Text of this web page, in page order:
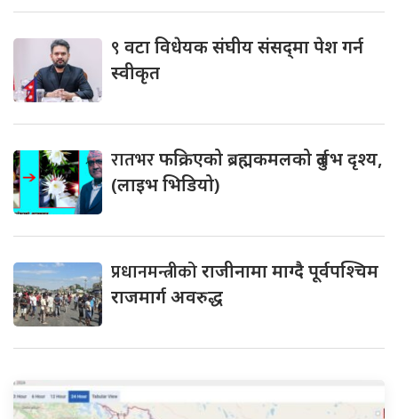
९ वटा विधेयक संघीय संसद्‌मा पेश गर्न
स्वीकृत
रातभरफक्रिएको ब्रह्मकमलको दुर्लभ दृश्य,
(लाइभ भिडियो)
प्रधानमन्त्रीकोराजीनामा माग्दै पूर्वपश्चिम
राजमार्ग अवरुद्ध